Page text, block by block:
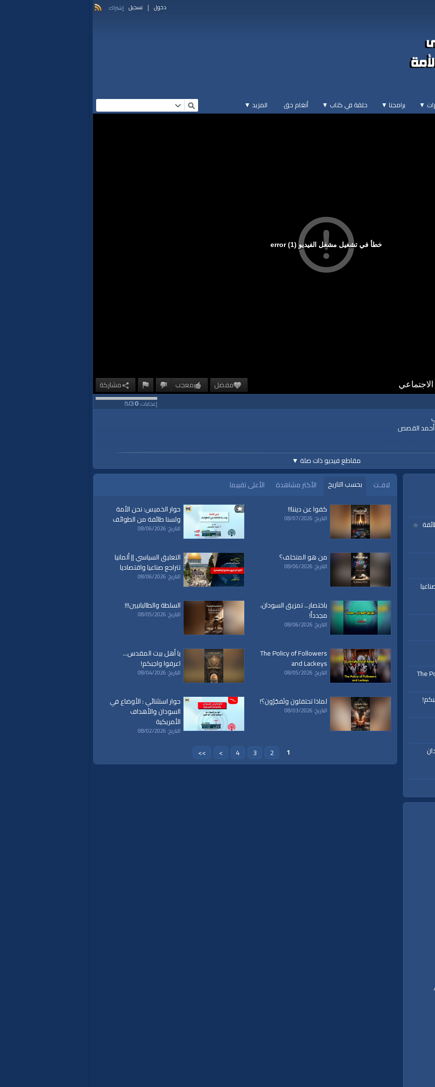
دخول | تسجيل إشتراك:
▼ برامجنا ▼ حلقة في كتاب ▼ أنغام حق المزيد ▼
خطأ في تشغيل مشغل الفيديو (1) error
مفضل معجب مشاركة
إعجابات:0
(
0
%)
أحمد القصص
www.alwaqiyah.tv |
الأقصى،|بيت|المقدس، حزب|التحرير،|الخلافة|الراشدة |
al waqiah
|
al waqiaa
|
al waqia
|سياسة|حكم
|تفسير حديث|تلاوة|التغيير|النهضة|إقتصاد |
economy
politics
islam
مقاطع فيديو ذات صلة ▼
The
لافـت بحسب التاريخ الأكثر مشاهدة
الأعلى تقييما
كفوا عن ديننا!!
التاريخ: 08/07/2026
حوار الخميس: نحن الأمة
ولسنا طائفة من الطوائف
التاريخ: 08/06/2026
من هو المتخلف؟
التاريخ: 08/06/2026
التعليق السياسي || ألمانيا
تتراجع صناعيا واقتصاديا
التاريخ: 08/06/2026
باختصار... تمزيق السودان،
مجدداً!
التاريخ: 08/06/2026
السلطة والطالبانيين!!!
التاريخ: 08/05/2026
The Policy of Followers
and Lackeys
التاريخ: 08/05/2026
يا أهل بيت المقدس...
اعرفوا واجبكم!
التاريخ: 08/04/2026
لماذا تحتفلون وتَفجُرُون؟!
التاريخ: 08/03/2026
حوار استثنائي : الأوضاع في
السودان والأهداف
الأمريكية
التاريخ: 08/02/2026
1
2
3
4
>
>>